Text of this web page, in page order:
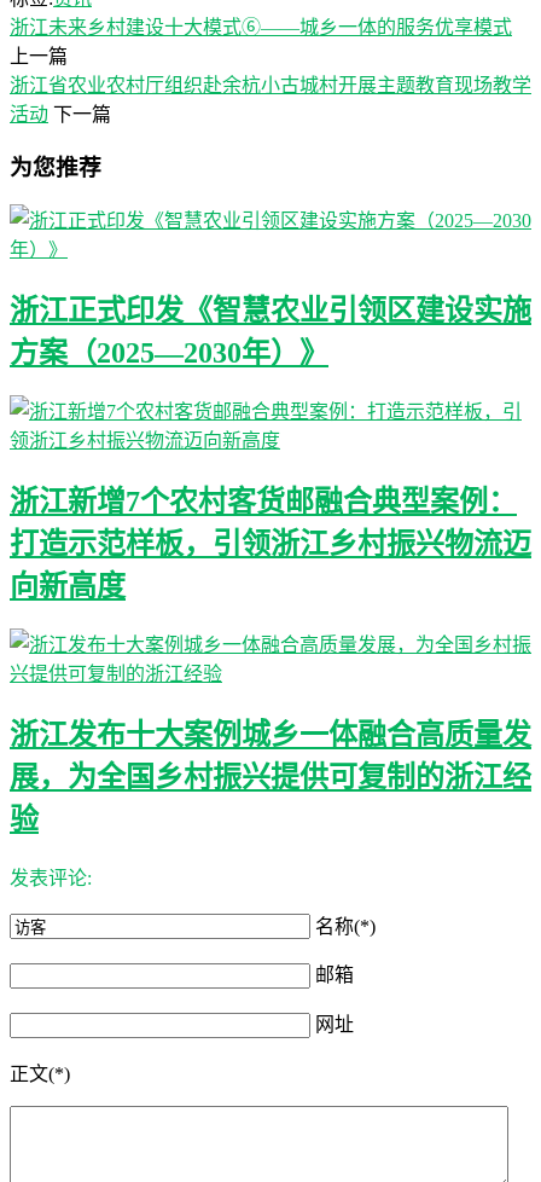
浙江未来乡村建设十大模式⑥——城乡一体的服务优享模式
上一篇
浙江省农业农村厅组织赴余杭小古城村开展主题教育现场教学
活动 下一篇
为您推荐
浙江正式印发《智慧农业引领区建设实施
方案（2025—2030年）》
浙江新增7个农村客货邮融合典型案例：
打造示范样板，引领浙江乡村振兴物流迈
向新高度
浙江发布十大案例城乡一体融合高质量发
展，为全国乡村振兴提供可复制的浙江经
验
发表评论:
名称(*)
邮箱
网址
正文(*)